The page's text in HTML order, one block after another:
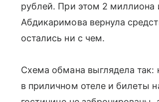
рублей. При этом 2
Абдикаримова вернула
остались ни с чем.
Схема обмана выглядела
в приличном отеле и билеты